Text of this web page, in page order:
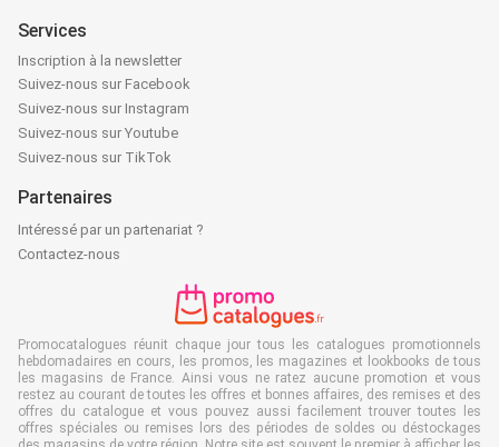
Services
Inscription à la newsletter
Suivez-nous sur Facebook
Suivez-nous sur Instagram
Suivez-nous sur Youtube
Suivez-nous sur TikTok
Partenaires
Intéressé par un partenariat ?
Contactez-nous
Promocatalogues réunit chaque jour tous les catalogues promotionnels
hebdomadaires en cours, les promos, les magazines et lookbooks de tous
les magasins de France. Ainsi vous ne ratez aucune promotion et vous
restez au courant de toutes les offres et bonnes affaires, des remises et des
offres du catalogue et vous pouvez aussi facilement trouver toutes les
offres spéciales ou remises lors des périodes de soldes ou déstockages